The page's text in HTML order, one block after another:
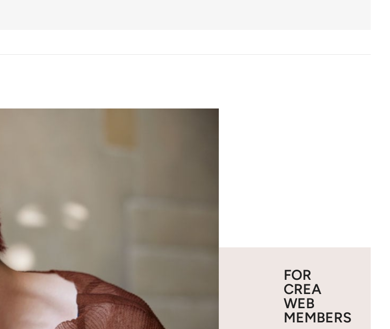
FOR
CREA
WEB
MEMBERS